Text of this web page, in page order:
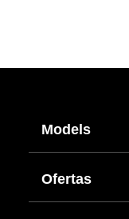
Models
Ofertas